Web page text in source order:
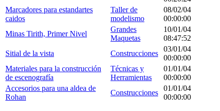
Marcadores para estandartes
caidos
Taller de
modelismo
08/02/04
00:00:00
Minas Tirith, Primer Nivel
Grandes
Maquetas
10/01/04
08:47:52
Sitial de la vista
Construcciones
03/01/04
00:00:00
Materiales para la construcción
de escenografía
Técnicas y
Herramientas
01/01/04
00:00:00
Accesorios para una aldea de
Rohan
Construcciones
01/01/04
00:00:00